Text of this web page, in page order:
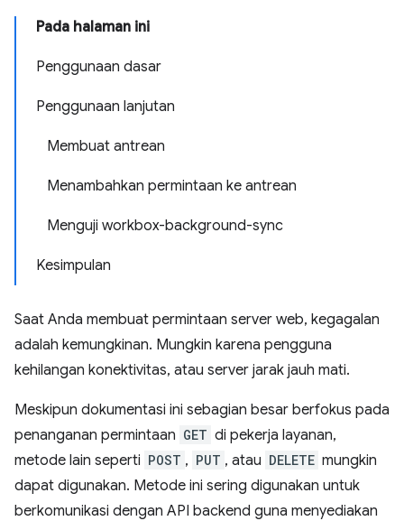
Pada halaman ini
Penggunaan dasar
Penggunaan lanjutan
Membuat antrean
Menambahkan permintaan ke antrean
Menguji workbox-background-sync
Kesimpulan
Saat Anda membuat permintaan server web, kegagalan
adalah kemungkinan. Mungkin karena pengguna
kehilangan konektivitas, atau server jarak jauh mati.
Meskipun dokumentasi ini sebagian besar berfokus pada
penanganan permintaan GET di pekerja layanan,
metode lain seperti POST , PUT , atau DELETE mungkin
dapat digunakan. Metode ini sering digunakan untuk
berkomunikasi dengan API backend guna menyediakan